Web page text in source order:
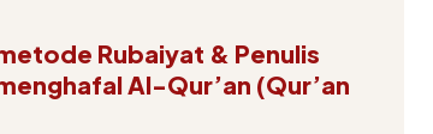
Rubaiyat & Penulis
Al-Qur’an (Qur’an